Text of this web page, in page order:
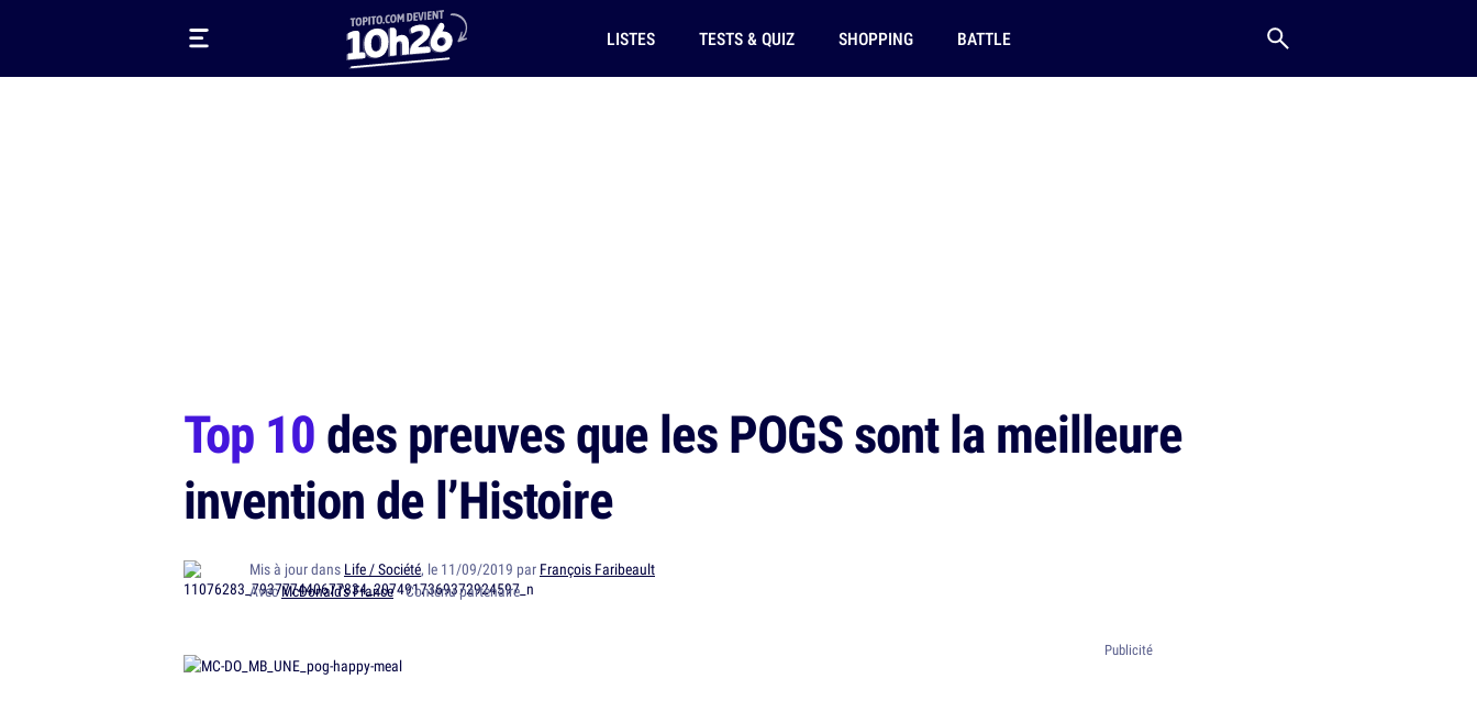
LISTES TESTS & QUIZ SHOPPING BATTLE
Top 10des preuves que les POGS sont la meilleure
invention de l’Histoire
Mis à jour dans Life / Société, le 11/09/2019 par François Faribeault
AvecMcDonald's France· Contenu partenaire